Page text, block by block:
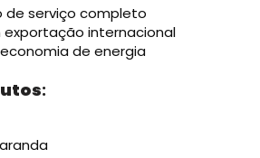
de serviço completo
exportação internacional
de energia
: